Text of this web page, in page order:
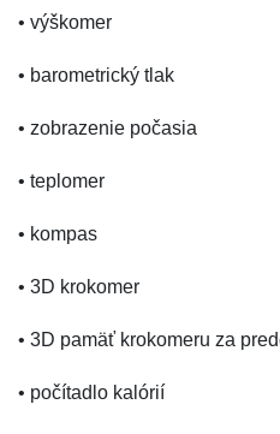
• výškomer
• barometrický tlak
• zobrazenie počasia
• teplomer
• kompas
• 3D krokomer
• 3D pamäť krokomeru za
• počítadlo kalórií